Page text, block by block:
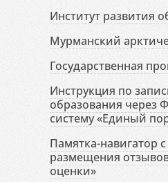
Институт развития
Мурманский
Государственная
Инструкция по
образования через
систему «Единый
Памятка-навигатор
размещения
оценки»